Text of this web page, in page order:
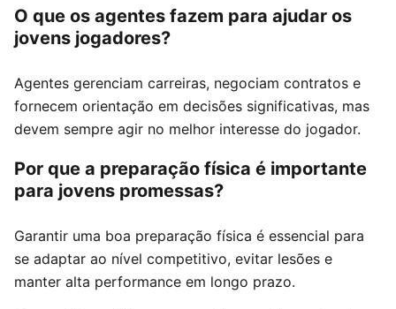
O que os agentes fazem para ajudar os
jovens jogadores?
Agentes gerenciam carreiras, negociam contratos e
fornecem orientação em decisões significativas, mas
devem sempre agir no melhor interesse do jogador.
Por que a preparação física é importante
para jovens promessas?
Garantir uma boa preparação física é essencial para
se adaptar ao nível competitivo, evitar lesões e
manter alta performance em longo prazo.